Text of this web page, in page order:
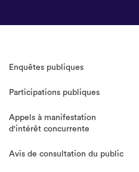
Enquêtes publiques
Participations publiques
Appels à manifestation
d'intérêt concurrente
Avis de consultation du public